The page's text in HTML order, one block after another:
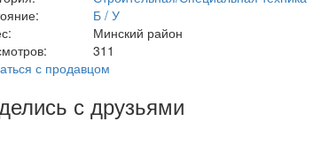
Б / У
Минский район
311
с продавцом
с друзьями